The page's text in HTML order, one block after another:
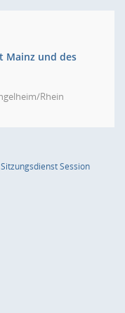
Mainz und des
Rhein
SitzungsdienstSession(Wird in